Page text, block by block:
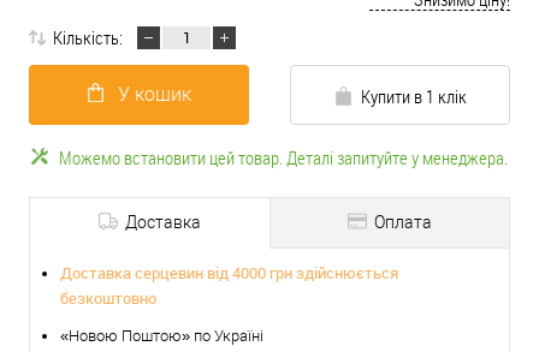
Кількість:
У кошик Купити в 1 клік
Можемо встановити цей товар. Деталі запитуйте у менеджера.
Доставка Оплата
Доставка серцевин від 4000 грн здійснюється
безкоштовно
«Новою Поштою» по Україні